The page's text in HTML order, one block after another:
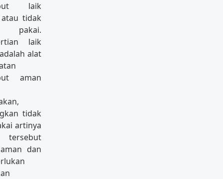
laik
tidak
laik
alat
aman
tidak
artinya
dan